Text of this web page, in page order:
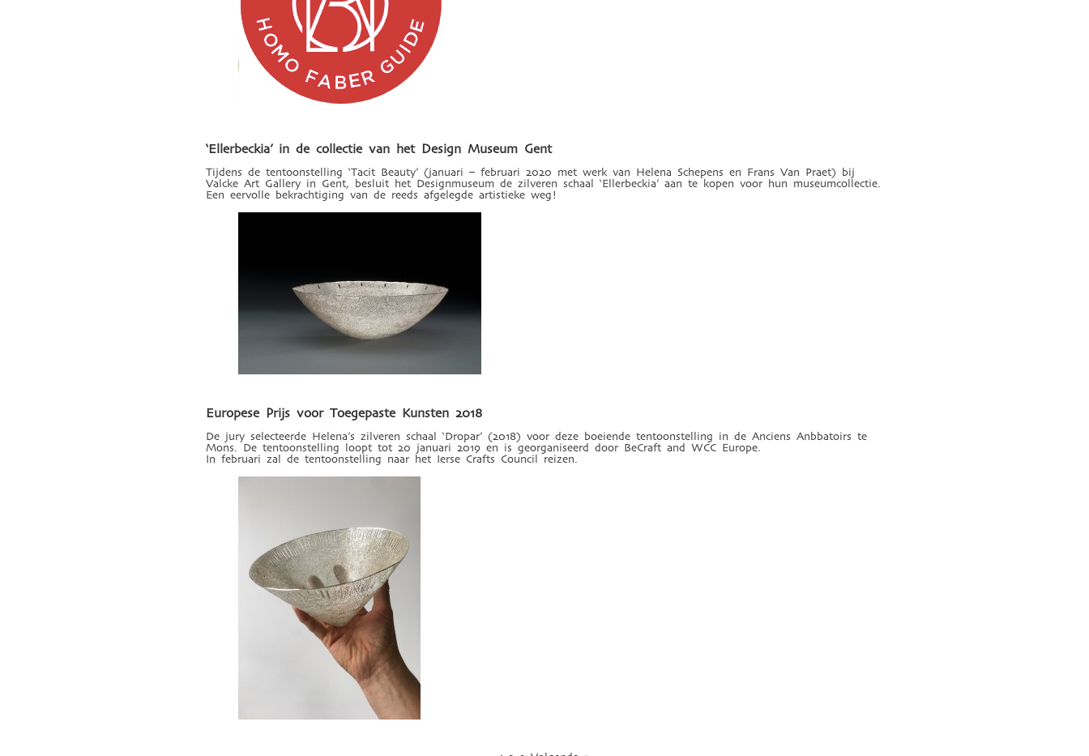
‘Ellerbeckia’ in de collectie van het Design Museum Gent
Tijdens de tentoonstelling ‘Tacit Beauty’ (januari – februari 2020 met werk van Helena Schepens en Frans Van Praet) bij
Valcke Art Gallery in Gent, besluit het Designmuseum de zilveren schaal ‘Ellerbeckia’ aan te kopen voor hun museumcollectie.
Een eervolle bekrachtiging van de reeds afgelegde artistieke weg!
Europese Prijs voor Toegepaste Kunsten 2018
De jury selecteerde Helena’s zilveren schaal ‘Dropar’ (2018) voor deze boeiende tentoonstelling in de Anciens Anbbatoirs te
Mons. De tentoonstelling loopt tot 20 januari 2019 en is georganiseerd door BeCraft and WCC Europe.
In februari zal de tentoonstelling naar het Ierse Crafts Council reizen.